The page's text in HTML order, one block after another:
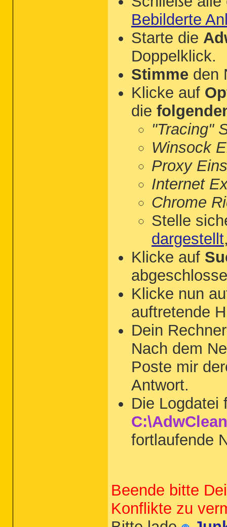
Bebilderte
Starte die
Doppelklick.
Stimme den
Klicke auf
die
"Tracing"
Winsock
Proxy
Internet
Chrome
Stelle
dargestellt
Klicke auf
Klicke nun
auftretende
Dein
Nach dem
Poste mir
Antwort.
Die Logdatei
fortlaufende
Beende bitte
Konflikte zu